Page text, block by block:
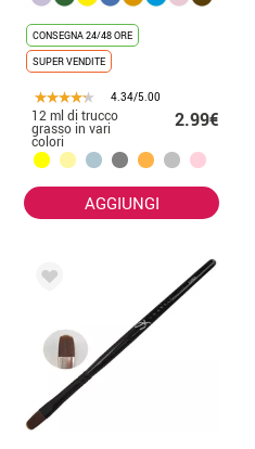
CONSEGNA 24/48 ORE
SUPER VENDITE
4.34/5.00
12 ml di trucco
grasso in vari
colori
2.99€
AGGIUNGI